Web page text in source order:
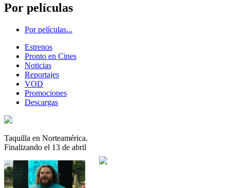
Por películas
Por películas...
Estrenos
Pronto en Cines
Noticias
Reportajes
VOD
Promociones
Descargas
Taquilla en Norteamérica.
Finalizando el 13 de abril